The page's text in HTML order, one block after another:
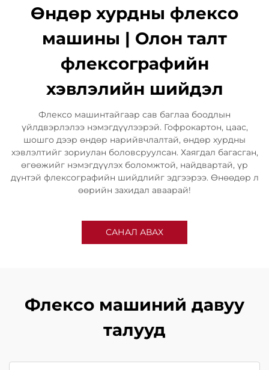
Өндөр хурдны флексо
машины | Олон талт
флексографийн
хэвлэлийн шийдэл
Флексо машинтайгаар сав баглаа боодлын
үйлдвэрлэлээ нэмэгдүүлээрэй. Гофрокартон, цаас,
шошго дээр өндөр нарийвчлалтай, өндөр хурдны
хэвлэлтийг зориулан боловсруулсан. Хаягдал багасган,
өгөөжийг нэмэгдүүлэх боломжтой, найдвартай, үр
дүнтэй флексографийн шийдлийг эдгээрээ. Өнөөдөр л
өөрийн захидал аваарай!
САНАЛ АВАХ
Флексо машиний давуу
талууд